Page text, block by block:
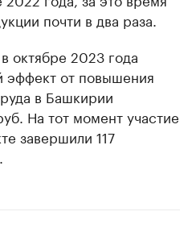
почти в два раза.
октябре 2023 года
от повышения
в Башкирии
На тот момент участие
завершили 117